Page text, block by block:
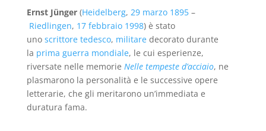
Ernst Jünger(Heidelberg, 29 marzo 1895–
Riedlingen, 17 febbraio 1998) è stato
uno scrittore tedesco, militaredecorato durante
la prima guerra mondiale, le cui esperienze,
riversate nelle memorie Nelle tempeste d’acciaio, ne
plasmarono la personalità e le successive opere
letterarie, che gli meritarono un’immediata e
duratura fama.